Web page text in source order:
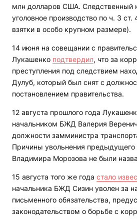
млн долларов США. Следственный
уголовное производство по ч. 3
взятки в особо крупном размере).
14 июня на совещании с
Лукашенко подтвердил, что за
преступления под следствием
Дулуб, который был снят с
постановлением правительства.
12 августа прошлого года
начальником БЖД Валерия
должности замминистра
Причины увольнения предыдущего
Владимира Морозова не были
15 августа того же года стало
начальника БЖД Сизин уволен за
письменного обязательства,
законодательством о борьбе с